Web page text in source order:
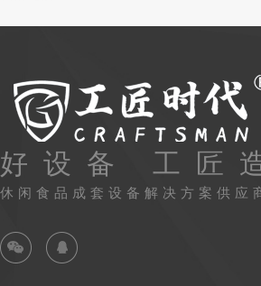
好设备 工匠
休闲食品成套设备解决方案供应